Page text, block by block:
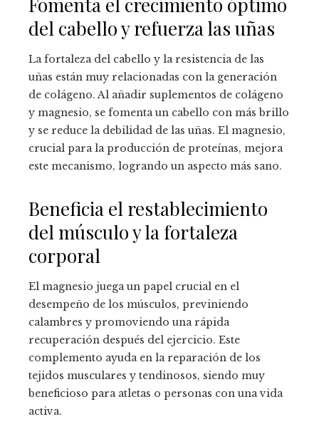
del cabello y refuerza las uñas
La fortaleza del cabello y la resistencia de las
uñas están muy relacionadas con la generación
de colágeno. Al añadir suplementos de colágeno
y magnesio, se fomenta un cabello con más brillo
y se reduce la debilidad de las uñas. El magnesio,
crucial para la producción de proteínas, mejora
este mecanismo, logrando un aspecto más sano.
Beneficia el restablecimiento
del músculo y la fortaleza
corporal
El magnesio juega un papel crucial en el
desempeño de los músculos, previniendo
calambres y promoviendo una rápida
recuperación después del ejercicio. Este
complemento ayuda en la reparación de los
tejidos musculares y tendinosos, siendo muy
beneficioso para atletas o personas con una vida
activa.